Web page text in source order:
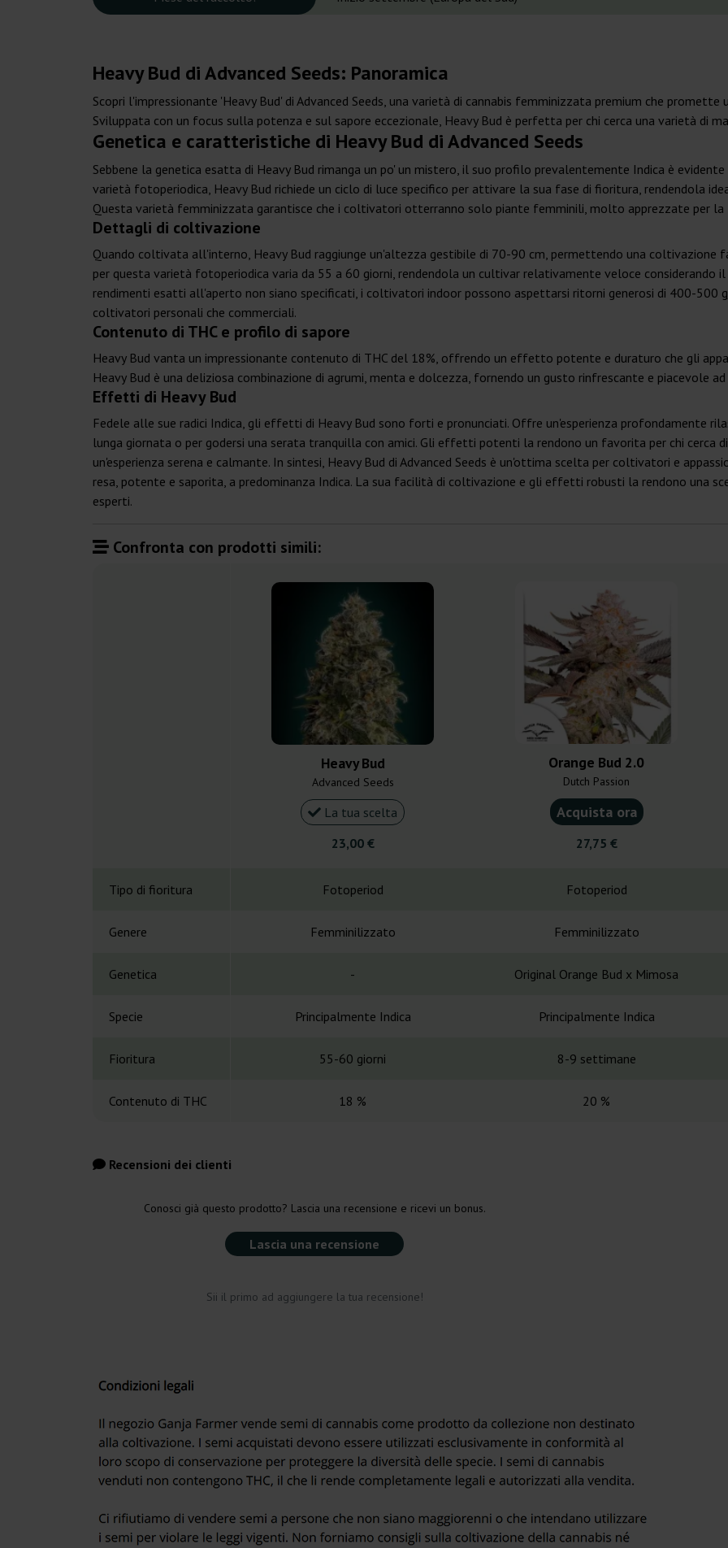
Heavy Bud di Advanced Seeds: Panoramica
Scopri l'impressionante 'Heavy Bud' di Advanced Seeds, una varietà di cannabis femminizzata premium che
Sviluppata con un focus sulla potenza e sul sapore eccezionale, Heavy Bud è perfetta per chi cerca una varietà di
Genetica e caratteristiche di Heavy Bud di Advanced Seeds
Sebbene la genetica esatta di Heavy Bud rimanga un po' un mistero, il suo profilo prevalentemente Indica è
varietà fotoperiodica, Heavy Bud richiede un ciclo di luce specifico per attivare la sua fase di fioritura, rendendola
Questa varietà femminizzata garantisce che i coltivatori otterranno solo piante femminili, molto apprezzate per la
Dettagli di coltivazione
Quando coltivata all'interno, Heavy Bud raggiunge un'altezza gestibile di 70-90 cm, permettendo una coltivazione
per questa varietà fotoperiodica varia da 55 a 60 giorni, rendendola un cultivar relativamente veloce considerando il
rendimenti esatti all'aperto non siano specificati, i coltivatori indoor possono aspettarsi ritorni generosi di 400-500
coltivatori personali che commerciali.
Contenuto di THC e profilo di sapore
Heavy Bud vanta un impressionante contenuto di THC del 18%, offrendo un effetto potente e duraturo che gli
Heavy Bud è una deliziosa combinazione di agrumi, menta e dolcezza, fornendo un gusto rinfrescante e piacevole
Effetti di Heavy Bud
Fedele alle sue radici Indica, gli effetti di Heavy Bud sono forti e pronunciati. Offre un'esperienza profondamente
lunga giornata o per godersi una serata tranquilla con amici. Gli effetti potenti la rendono un favorita per chi cerca
un'esperienza serena e calmante. In sintesi, Heavy Bud di Advanced Seeds è un'ottima scelta per coltivatori e
resa, potente e saporita, a predominanza Indica. La sua facilità di coltivazione e gli effetti robusti la rendono una
esperti.
Confronta con prodotti simili:
Heavy Bud
Advanced Seeds
La tua scelta
23,00 €
Orange Bud 2.0
Dutch Passion
Acquista ora
27,75 €
Tipo di fioritura Fotoperiod Fotoperiod
Genere Femminilizzato Femminilizzato
Genetica - Original Orange Bud x Mimosa
Specie Principalmente Indica Principalmente Indica
Fioritura 55-60 giorni 8-9 settimane
Contenuto di THC 18 % 20 %
Recensioni dei clienti
Conosci già questo prodotto? Lascia una recensione e ricevi un bonus.
Lascia una recensione
Sii il primo ad aggiungere la tua recensione!